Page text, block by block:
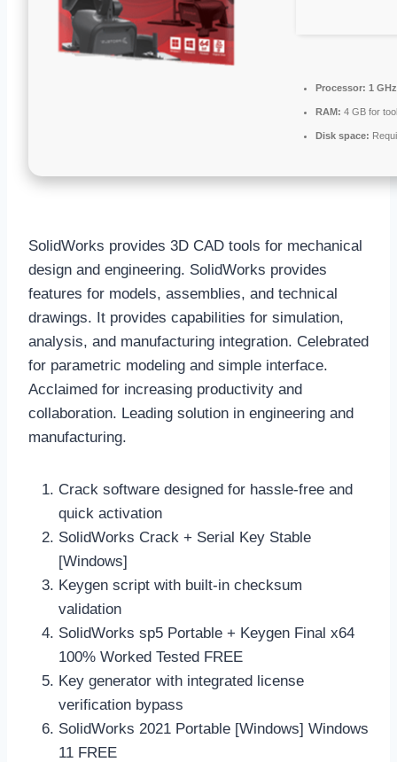
Processor: 1
RAM: 4 GB for
Disk space:
SolidWorks provides 3D CAD tools for mechanical
design and engineering. SolidWorks provides
features for models, assemblies, and technical
drawings. It provides capabilities for simulation,
analysis, and manufacturing integration. Celebrated
for parametric modeling and simple interface.
Acclaimed for increasing productivity and
collaboration. Leading solution in engineering and
manufacturing.
Crack software designed for hassle-free and
quick activation
SolidWorks Crack + Serial Key Stable
[Windows]
Keygen script with built-in checksum
validation
SolidWorks sp5 Portable + Keygen Final x64
100% Worked Tested FREE
Key generator with integrated license
verification bypass
SolidWorks 2021 Portable [Windows] Windows
11 FREE